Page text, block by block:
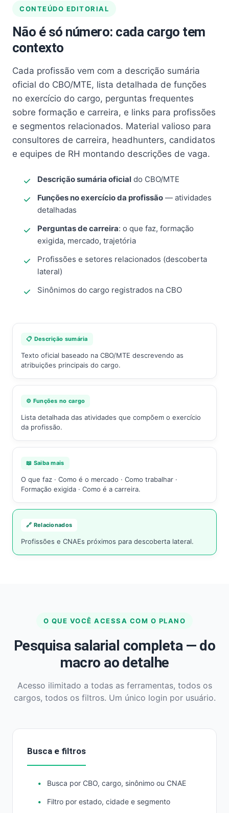
CONTEÚDO EDITORIAL
Não é só número: cada cargo tem
contexto
Cada profissão vem com a descrição sumária
oficial do CBO/MTE, lista detalhada de funções
no exercício do cargo, perguntas frequentes
sobre formação e carreira, e links para profissões
e segmentos relacionados. Material valioso para
consultores de carreira, headhunters, candidatos
e equipes de RH montando descrições de vaga.
Descrição sumária oficial do CBO/MTE
Funções no exercício da profissão — atividades
detalhadas
Perguntas de carreira: o que faz, formação
exigida, mercado, trajetória
Profissões e setores relacionados (descoberta
lateral)
Sinônimos do cargo registrados na CBO
📋 Descrição sumária
Texto oficial baseado na CBO/MTE descrevendo as
atribuições principais do cargo.
⚙️ Funções no cargo
Lista detalhada das atividades que compõem o exercício
da profissão.
📖 Saiba mais
O que faz · Como é o mercado · Como trabalhar ·
Formação exigida · Como é a carreira.
🔗 Relacionados
Profissões e CNAEs próximos para descoberta lateral.
O QUE VOCÊ ACESSA COM O PLANO
Pesquisa salarial completa — do
macro ao detalhe
Acesso ilimitado a todas as ferramentas, todos os
cargos, todos os filtros. Um único login por usuário.
Busca e filtros
Busca por CBO, cargo, sinônimo ou CNAE
Filtro por estado, cidade e segmento